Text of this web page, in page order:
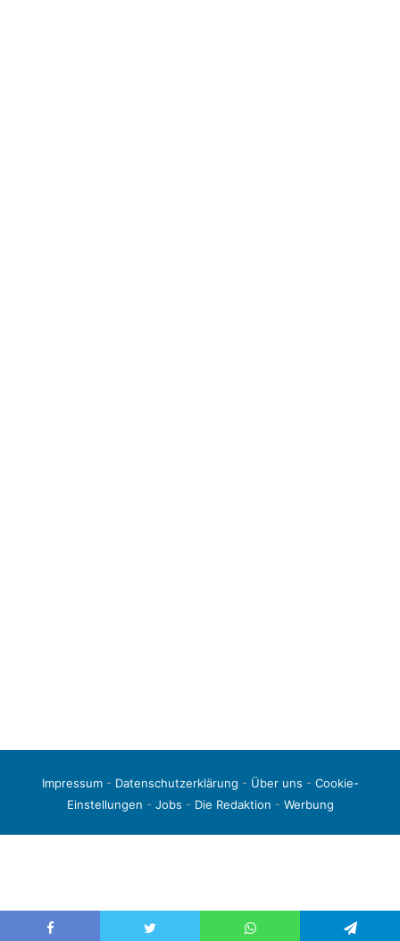
Impressum- Datenschutzerklärung - Über uns - Cookie-
Einstellungen - Jobs - Die Redaktion - Werbung